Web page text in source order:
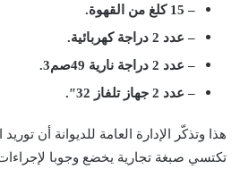
– 15 كلغ من القهوة.
– عدد 2 دراجة كهربائية.
– عدد 2 دراجة نارية 49صم3.
– عدد 2 جهاز تلفاز 32″.
هذا وتذكّر الإدارة العامة للديوانة أن
تكتسي صبغة تجارية يخضع وجوبا